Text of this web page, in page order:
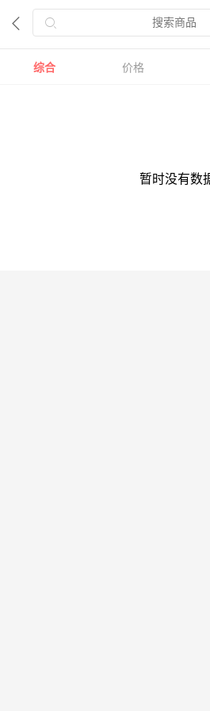
综合 价格
暂时没有数